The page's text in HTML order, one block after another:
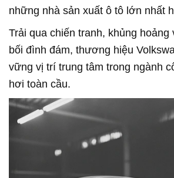
những nhà sản xuất ô tô lớn nhất
Trải qua chiến tranh, khủng hoảng
bối đình đám, thương hiệu
vững vị trí trung tâm trong ngành
hơi toàn cầu.